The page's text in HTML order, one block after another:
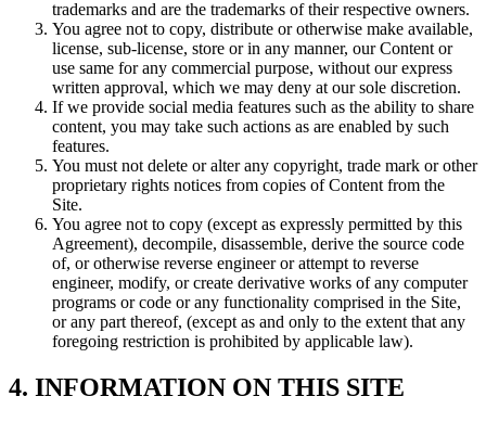
trademarks and are the trademarks of their respective owners.
You agree not to copy, distribute or otherwise make available,
license, sub-license, store or in any manner, our Content or
use same for any commercial purpose, without our express
written approval, which we may deny at our sole discretion.
If we provide social media features such as the ability to share
content, you may take such actions as are enabled by such
features.
You must not delete or alter any copyright, trade mark or other
proprietary rights notices from copies of Content from the
Site.
You agree not to copy (except as expressly permitted by this
Agreement), decompile, disassemble, derive the source code
of, or otherwise reverse engineer or attempt to reverse
engineer, modify, or create derivative works of any computer
programs or code or any functionality comprised in the Site,
or any part thereof, (except as and only to the extent that any
foregoing restriction is prohibited by applicable law).
4. INFORMATION ON THIS SITE